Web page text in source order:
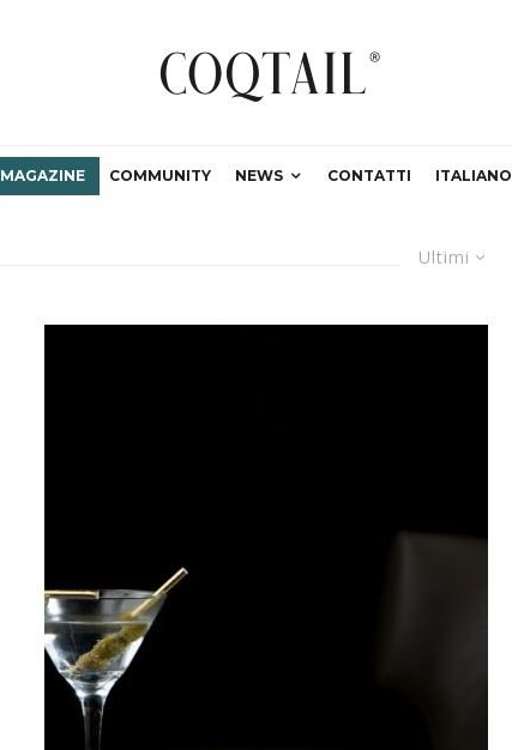
MAGAZINE COMMUNITY NEWS CONTATTI ITALIANO
Ultimi